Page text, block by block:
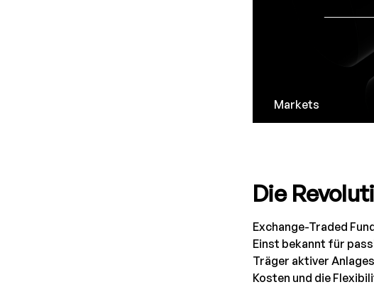
Markets
Die
Exchange-Traded
Einst bekannt für
Träger aktiver
Kosten und die